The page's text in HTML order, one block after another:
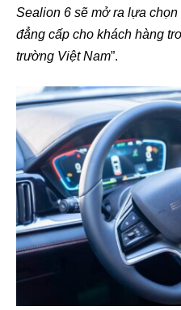
Sealion 6 sẽ mở ra lựa
đẳng cấp cho khách hàng
trường Việt Nam”.